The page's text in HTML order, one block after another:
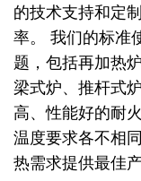
的技术支持和定
率。 我们的标准
题，包括再加热
梁式炉、推杆式
高、性能好的耐
温度要求各不相
热需求提供最佳产